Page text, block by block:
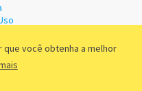
você obtenha a melhor